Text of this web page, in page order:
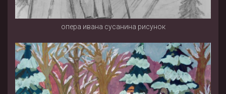
опера ивана сусанина рисунок